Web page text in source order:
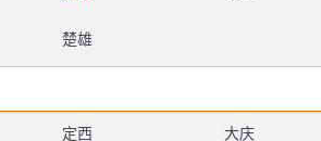
楚雄
定西 大庆